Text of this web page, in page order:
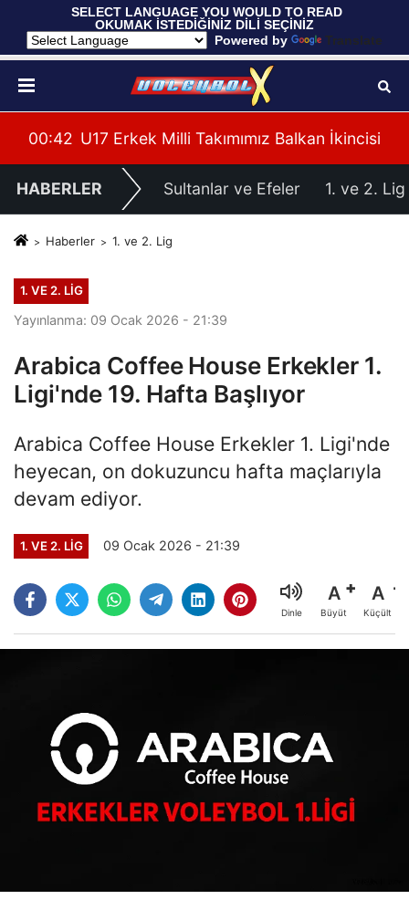
SELECT LANGUAGE YOU WOULD TO READ
OKUMAK İSTEDİĞİNİZ DİLİ SEÇİNİZ
Powered by
Translate
Etti
00:42 U17 Erkek Milli Takımımız Balkan İkincisi
HABERLER Sultanlar ve Efeler 1. ve 2. Lig
Haberler 1. ve 2. Lig
1. VE 2. LIG
Yayınlanma: 09 Ocak 2026 - 21:39
Arabica Coffee House Erkekler 1.
Ligi'nde 19. Hafta Başlıyor
Arabica Coffee House Erkekler 1. Ligi'nde
heyecan, on dokuzuncu hafta maçlarıyla
devam ediyor.
1. VE 2. LIG 09 Ocak 2026 - 21:39
Dinle
A
Büyüt
A
Küçült